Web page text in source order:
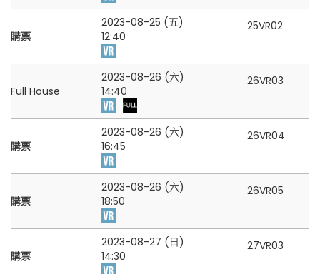
購票
2023-08-25 (五)
12:40
25VR02
Full House
2023-08-26 (六)
14:40
26VR03
購票
2023-08-26 (六)
16:45
26VR04
購票
2023-08-26 (六)
18:50
26VR05
購票
2023-08-27 (日)
14:30
27VR03